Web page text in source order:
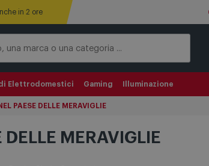
in 2 ore
Elettrodomestici Gaming Illuminazione
PAESE DELLE MERAVIGLIE
DELLE MERAVIGLIE